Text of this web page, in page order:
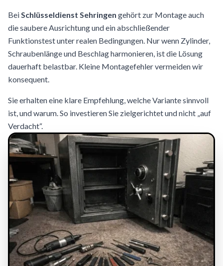
BeiSchlüsseldienst Sehringen gehört zur Montage auch
die saubere Ausrichtung und ein abschließender
Funktionstest unter realen Bedingungen. Nur wenn Zylinder,
Schraubenlänge und Beschlag harmonieren, ist die Lösung
dauerhaft belastbar. Kleine Montagefehler vermeiden wir
konsequent.
Sie erhalten eine klare Empfehlung, welche Variante sinnvoll
ist, und warum. So investieren Sie zielgerichtet und nicht „auf
Verdacht“.